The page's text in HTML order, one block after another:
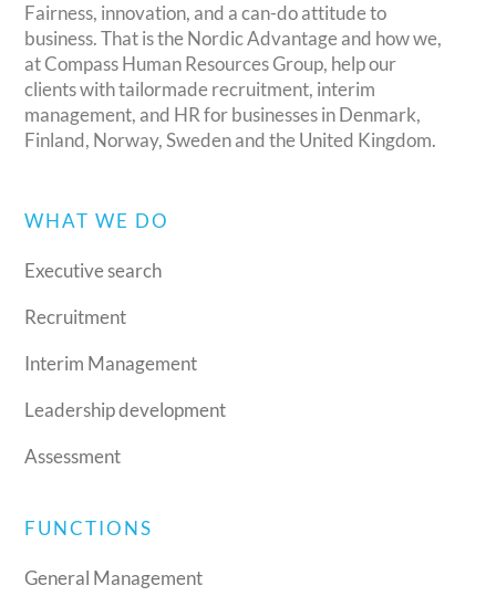
Fairness, innovation, and a can-do attitude to
business. That is the Nordic Advantage and how we,
at Compass Human Resources Group, help our
clients with tailormade recruitment, interim
management, and HR for businesses in Denmark,
Finland, Norway, Sweden and the United Kingdom.
WHAT WE DO
Executive search
Recruitment
Interim Management
Leadership development
Assessment
FUNCTIONS
General Management